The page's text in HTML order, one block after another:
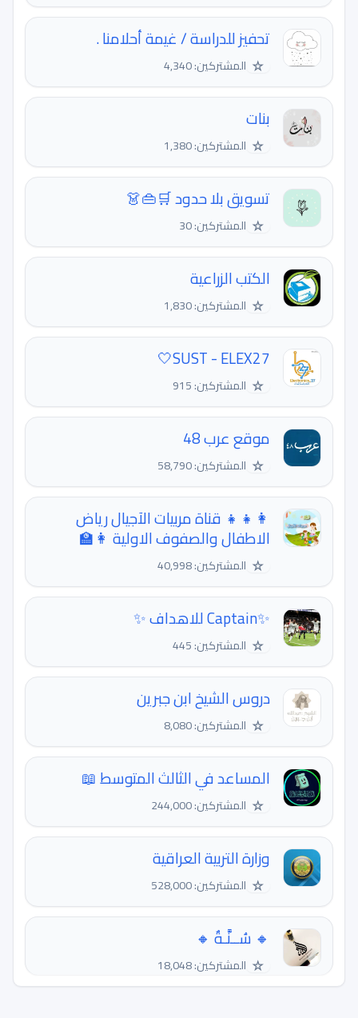
تحفيز للدراسة / غيمة أحلامنا .
☆ المشتركين: 4,340
بنات
☆ المشتركين: 1,380
تسويق بلا حدود 🛒👜👗
☆ المشتركين: 30
الكتب الزراعية
☆ المشتركين: 1,830
SUST - ELEX27🤍
☆ المشتركين: 915
موقع عرب 48
☆ المشتركين: 58,790
👩‍👧‍👧 قناة مربيات الآجيال رياض
الاطفال والصفوف الاولية 👩‍🏫
☆ المشتركين: 40,998
✨Captain للاهداف ✨
☆ المشتركين: 445
دروس الشيخ ابن جبرين
☆ المشتركين: 8,080
المساعد في الثالث المتوسط 📖
☆ المشتركين: 244,000
وزارة التربية العراقية
☆ المشتركين: 528,000
🔸 سُــنَّـةٌ 🔸
☆ المشتركين: 18,048